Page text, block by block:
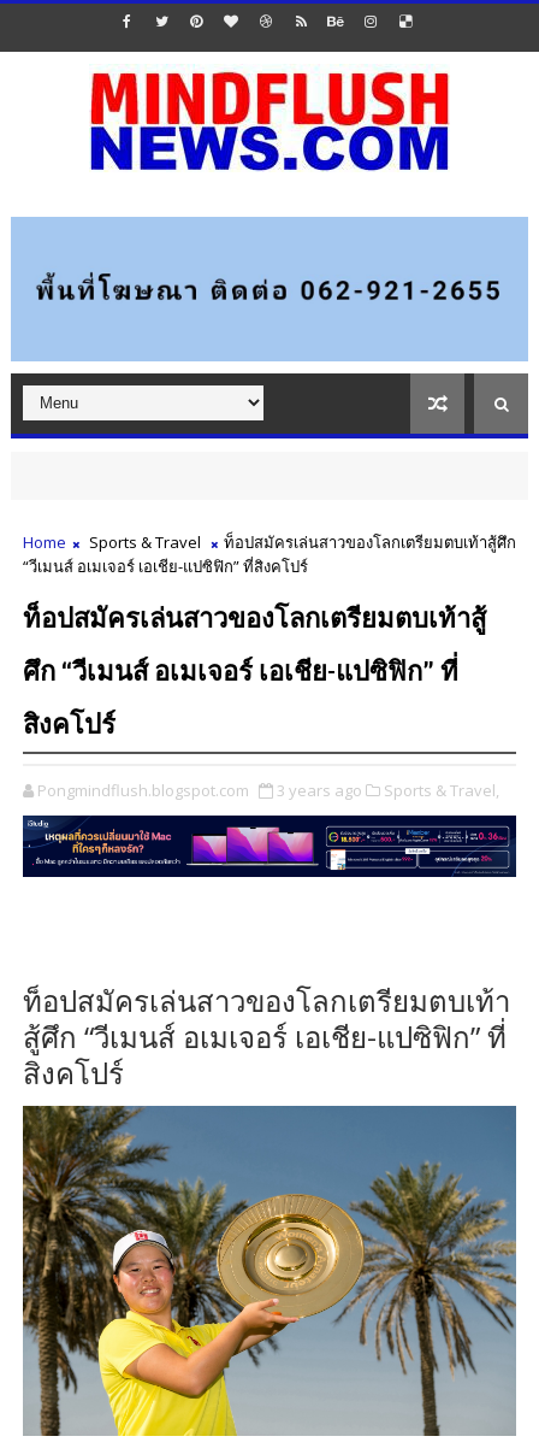
Home Sports & Travel
ท็อปสมัครเล่นสาวของโลกเตรียมตบเท้าสู้ศึก
“วีเมนส์ อเมเจอร์ เอเชีย-แปซิฟิก” ที่สิงคโปร์
ท็อปสมัครเล่นสาวของโลกเตรียมตบเท้าสู้
ศึก “วีเมนส์ อเมเจอร์ เอเชีย-แปซิฟิก” ที่
สิงคโปร์
Pongmindflush.blogspot.com 3 years ago Sports & Travel,
ท็อปสมัครเล่นสาวของโลกเตรียมตบเท้า
สู้ศึก “วีเมนส์ อเมเจอร์ เอเชีย-แปซิฟิก” ที่
สิงคโปร์